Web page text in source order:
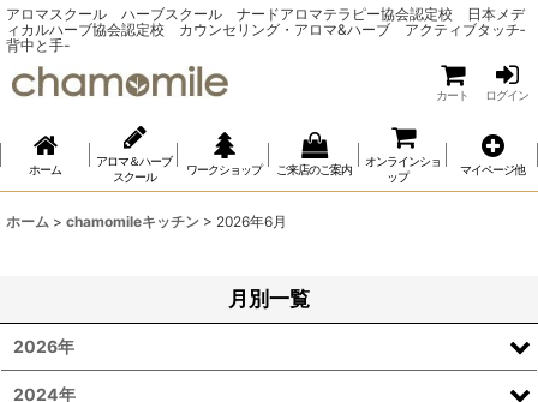
アロマスクール ハーブスクール ナードアロマテラピー協会認定校 日本メデ
ィカルハーブ協会認定校 カウンセリング・アロマ&ハーブ アクティブタッチ‐
背中と手-
カート ログイン
ホーム
アロマ＆ハーブ
スクール
ワークショップ ご来店のご案内
オンラインショ
ップ
マイページ他
ホーム > chamomileキッチン > 2026年6月
月別一覧
2026年
2024年